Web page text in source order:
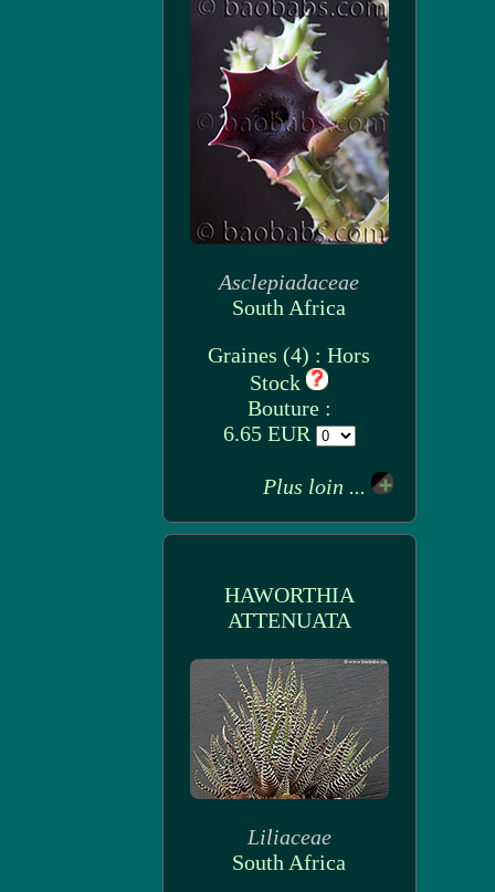
Asclepiadaceae
South Africa
Graines (4) : Hors
Stock
Bouture :
6.65 EUR
Plus loin ...
HAWORTHIA
ATTENUATA
Liliaceae
South Africa